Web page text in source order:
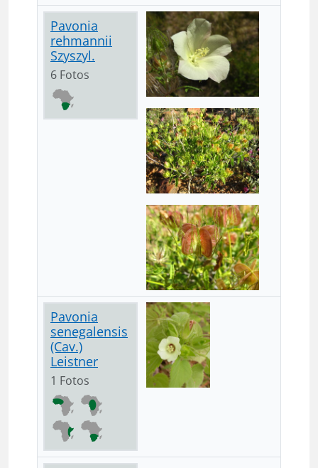
Pavonia
rehmannii
Szyszyl.
6 Fotos
Pavonia
senegalensis
(Cav.)
Leistner
1 Fotos